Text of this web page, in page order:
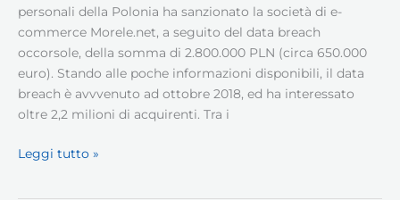
personali della Polonia ha sanzionato la società di e-
commerce Morele.net, a seguito del data breach
occorsole, della somma di 2.800.000 PLN (circa 650.000
euro). Stando alle poche informazioni disponibili, il data
breach è avvvenuto ad ottobre 2018, ed ha interessato
oltre 2,2 milioni di acquirenti. Tra i
Data
Leggi tutto »